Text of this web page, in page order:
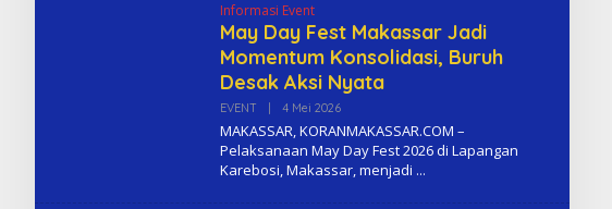
Informasi Event
May Day Fest Makassar Jadi
Momentum Konsolidasi, Buruh
Desak Aksi Nyata
EVENT 4 Mei 2026O
L
E
H
K
M
MAKASSAR, KORANMAKASSAR.COM –
Pelaksanaan May Day Fest 2026 di Lapangan
Karebosi, Makassar, menjadi